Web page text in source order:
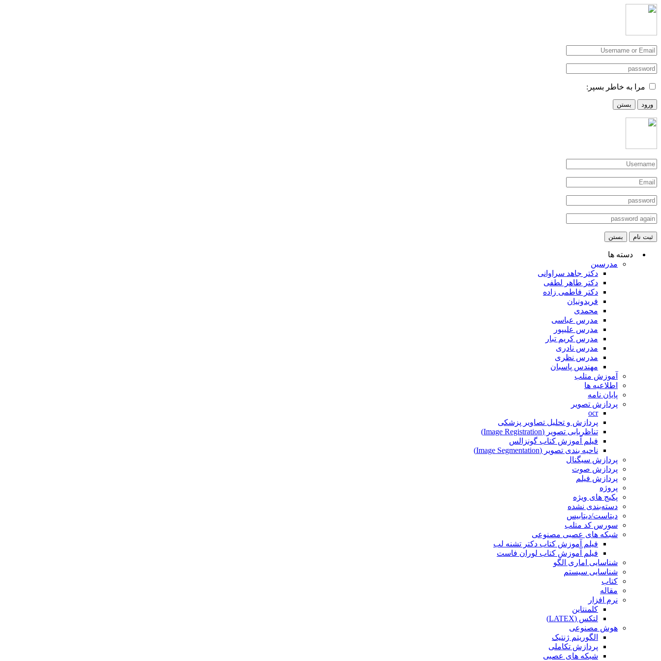
مرا به خاطر بسپر:
ورود بستن
ثبت نام بستن
دسته ها
مدرسین
دکتر جاهد سراوانی
دکتر طاهر لطفی
دکتر فاطمی زاده
فریدونیان
محمدی
مدرس عباسی
مدرس علیپور
مدرس کریم تبار
مدرس نادری
مدرس نظری
مهندس پاسبان
آموزش متلب
اطلاعیه ها
پایان نامه
پردازش تصویر
ocr
پردازش و تحلیل تصاویر پزشکی
تناظریابی تصویر (Image Registration)
فیلم آموزش کتاب گونزالس
ناحیه بندی تصویر (Image Segmentation)
پردازش سیگنال
پردازش صوت
پردازش فیلم
پروژه
پکیج های ویژه
دسته‌بندی نشده
دیتاست/دیتابیس
سورس کد متلب
شبکه های عصبی مصنوعی
فیلم آموزش کتاب دکتر تشنه لب
فیلم آموزش کتاب لوران فاست
شناسایی اماری الگو
شناسایی سیستم
کتاب
مقاله
نرم افزار
کلمنتاین
لتکس (LATEX)
هوش مصنوعی
الگوریتم ژنتیک
پردازش تکاملی
شبکه های عصبی